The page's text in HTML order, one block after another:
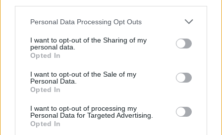
Please note that this website/app uses one or more Google
not limited to your visit or usage behaviour. You may click to
grant or deny consent to Google and its third-party tags to
use your data for below specified purposes in below Google
consent section.
Personal Data Processing Opt Outs
I want to opt-out of the Sharing of my
personal data.
Opted In
I want to opt-out of the Sale of my
Personal Data.
Opted In
I want to opt-out of processing my
Personal Data for Targeted Advertising.
Opted In
Igen, ma is első szerda van. Ugyanis átléptünk az év
7-dik hónapjába. A Meetup szokás szerint a Dürer
Kertben lesz, este 7-kor kezdődik, és 7 száz forint a
beugró. Kiváló nyáresti beszélgetős-fröccsözgetős-
geek este lesz. Gyertek. Akik nem tudnak eljönni,
azok remélhetőleg…
hírbehozó•2009. május 06.